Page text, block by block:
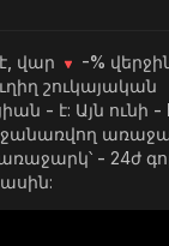
վար -%
շուկայական
- է: Այն ունի -
- 24ժ